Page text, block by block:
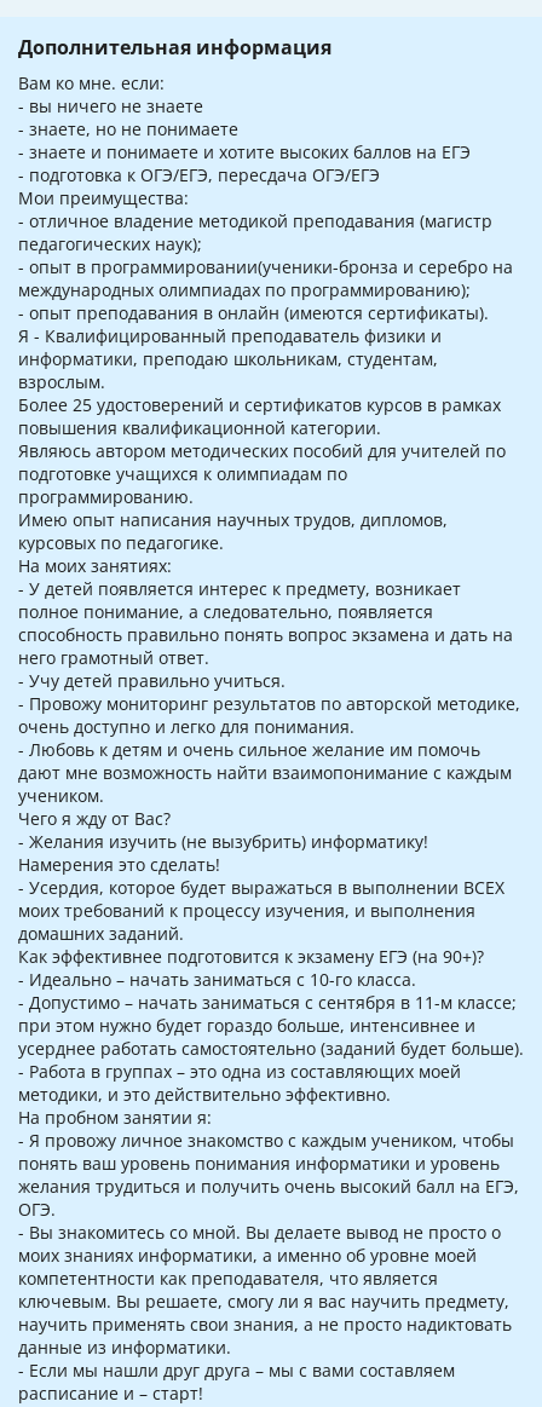
Дополнительная информация
Вам ко мне. если:
- вы ничего не знаете
- знаете, но не понимаете
- знаете и понимаете и хотите высоких баллов на ЕГЭ
- подготовка к ОГЭ/ЕГЭ, пересдача ОГЭ/ЕГЭ
Мои преимущества:
- отличное владение методикой преподавания (магистр
педагогических наук);
- опыт в программировании(ученики-бронза и серебро на
международных олимпиадах по программированию);
- опыт преподавания в онлайн (имеются сертификаты).
Я - Квалифицированный преподаватель физики и
информатики, преподаю школьникам, студентам,
взрослым.
Более 25 удостоверений и сертификатов курсов в рамках
повышения квалификационной категории.
Являюсь автором методических пособий для учителей по
подготовке учащихся к олимпиадам по
программированию.
Имею опыт написания научных трудов, дипломов,
курсовых по педагогике.
На моих занятиях:
- У детей появляется интерес к предмету, возникает
полное понимание, а следовательно, появляется
способность правильно понять вопрос экзамена и дать на
него грамотный ответ.
- Учу детей правильно учиться.
- Провожу мониторинг результатов по авторской методике,
очень доступно и легко для понимания.
- Любовь к детям и очень сильное желание им помочь
дают мне возможность найти взаимопонимание с каждым
учеником.
Чего я жду от Вас?
- Желания изучить (не вызубрить) информатику!
Намерения это сделать!
- Усердия, которое будет выражаться в выполнении ВСЕХ
моих требований к процессу изучения, и выполнения
домашних заданий.
Как эффективнее подготовится к экзамену ЕГЭ (на 90+)?
- Идеально – начать заниматься с 10-го класса.
- Допустимо – начать заниматься с сентября в 11-м классе;
при этом нужно будет гораздо больше, интенсивнее и
усерднее работать самостоятельно (заданий будет больше).
- Работа в группах – это одна из составляющих моей
методики, и это действительно эффективно.
На пробном занятии я:
- Я провожу личное знакомство с каждым учеником, чтобы
понять ваш уровень понимания информатики и уровень
желания трудиться и получить очень высокий балл на ЕГЭ,
ОГЭ.
- Вы знакомитесь со мной. Вы делаете вывод не просто о
моих знаниях информатики, а именно об уровне моей
компетентности как преподавателя, что является
ключевым. Вы решаете, смогу ли я вас научить предмету,
научить применять свои знания, а не просто надиктовать
данные из информатики.
- Если мы нашли друг друга – мы с вами составляем
расписание и – старт!